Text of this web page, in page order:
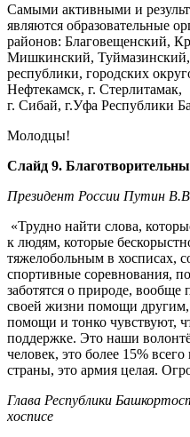
Самыми активными и
являются образовательные
районов: Благовещенский,
Мишкинский,
республики, городских
Нефтекамск, г. Стерлитамак,
г. Сибай, г.Уфа Республики
Молодцы!
Слайд 9.
Президент России Путин
«Трудно найти слова,
к людям, которые
тяжелобольным в хосписах,
спортивные соревнования,
заботятся о природе, вообще
своей жизни помощи
помощи и тонко чувствуют,
поддержке. Это наши
человек, это более 15%
страны, это армия целая.
Глава Республики
хосписе